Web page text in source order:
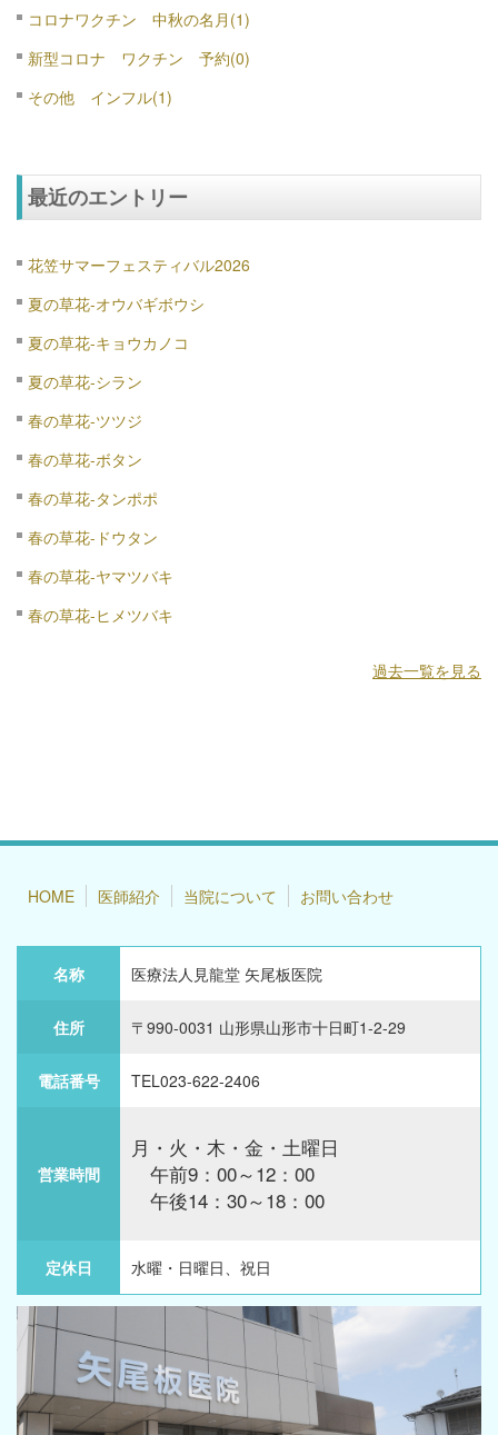
コロナワクチン 中秋の名月(1)
新型コロナ ワクチン 予約(0)
その他 インフル(1)
最近のエントリー
花笠サマーフェスティバル2026
夏の草花-オウバギボウシ
夏の草花-キョウカノコ
夏の草花-シラン
春の草花-ツツジ
春の草花-ボタン
春の草花-タンポポ
春の草花-ドウタン
春の草花-ヤマツバキ
春の草花-ヒメツバキ
過去一覧を見る
HOME 医師紹介 当院について お問い合わせ
名称 医療法人見龍堂 矢尾板医院
住所 〒990-0031 山形県山形市十日町1-2-29
電話番号 TEL023-622-2406
営業時間
月・火・木・金・土曜日
午前9：00～12：00
午後14：30～18：00
定休日 水曜・日曜日、祝日